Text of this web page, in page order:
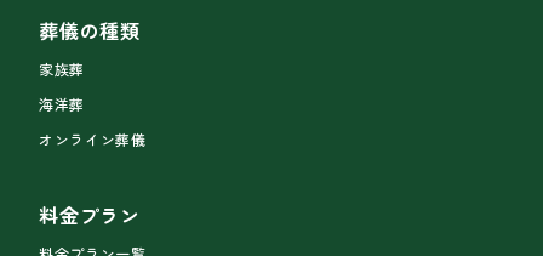
葬儀の種類
家族葬
海洋葬
オンライン葬儀
料金プラン